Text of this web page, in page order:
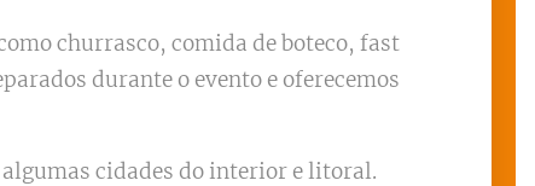
churrasco, comida de boteco, fast
durante o evento e oferecemos
algumas cidades do interior e litoral.